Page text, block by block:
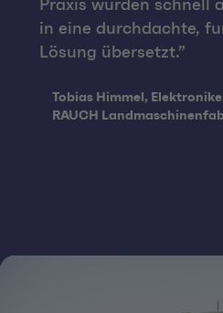
Praxis wurden schnell
in eine durchdachte,
Lösung übersetzt.
Quote from:
Tobias Himmel,
RAUCH